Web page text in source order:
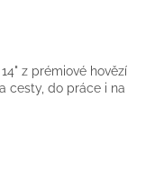
z prémiové hovězí
cesty, do práce i na